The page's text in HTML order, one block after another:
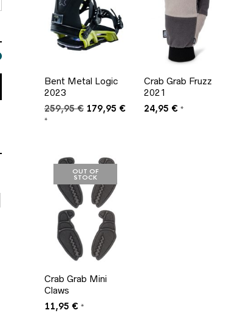
PREIS
PREIS
Bent Metal Logic
2023
259,95€ Ursprünglicher
179,95 €Aktueller
*
Crab Grab Fruzz
2021
24,95 € *
OUT OF
STOCK
Crab Grab Mini
Claws
11,95 € *